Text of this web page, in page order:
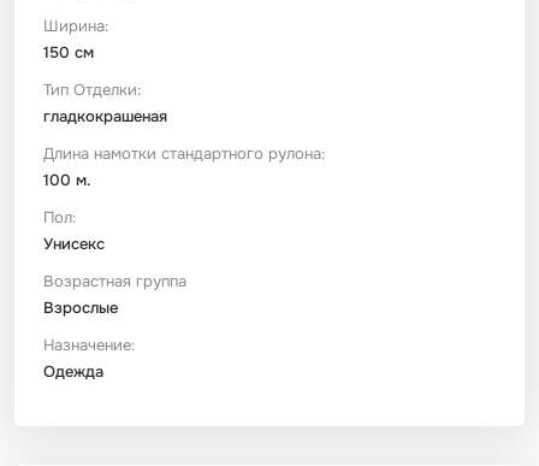
Ширина:
150 см
Тип Отделки:
гладкокрашеная
Длина намотки стандартного рулона:
100 м.
Пол:
Унисекс
Возрастная группа
Взрослые
Назначение:
Одежда